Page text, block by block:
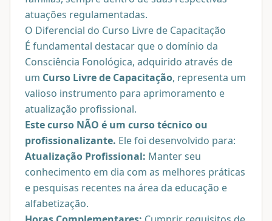
atuações regulamentadas.
O Diferencial do Curso Livre de Capacitação
É fundamental destacar que o domínio da
Consciência Fonológica, adquirido através de
um Curso Livre de Capacitação, representa um
valioso instrumento para aprimoramento e
atualização profissional.
Este curso NÃO é um curso técnico ou
profissionalizante. Ele foi desenvolvido para:
Atualização Profissional: Manter seu
conhecimento em dia com as melhores práticas
e pesquisas recentes na área da educação e
alfabetização.